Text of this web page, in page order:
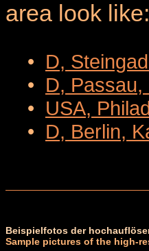
area look like:
• D,
• D,
• USA,
• D, Berlin,
Beispielfotos der
Sample pictures of the high-